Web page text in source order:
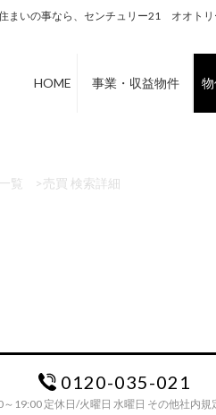
まいの事なら、センチュリー21 オオト
HOME 事業・収益物件
覧 >売買 検索詳細
0120-035-021
～19:00 定休日/火曜日 水曜日 その他社内規